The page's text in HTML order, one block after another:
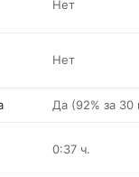
Нет
Нет
Да (92% за 30
0:37 ч.